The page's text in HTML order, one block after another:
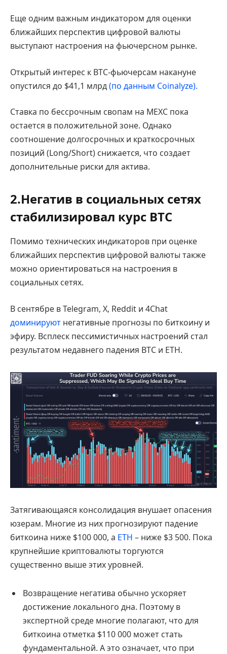
Еще одним важным индикатором для оценки
ближайших перспектив цифровой валюты
выступают настроения на фьючерсном рынке.
Открытый интерес к BTC-фьючерсам накануне
опустился до $41,1 млрд(по данным Coinalyze).
Ставка по бессрочным свопам на MEXC пока
остается в положительной зоне. Однако
соотношение долгосрочных и краткосрочных
позиций (Long/Short) снижается, что создает
дополнительные риски для актива.
2.Негатив в социальных сетях
стабилизировал курс BTC
Помимо технических индикаторов при оценке
ближайших перспектив цифровой валюты также
можно ориентироваться на настроения в
социальных сетях.
В сентябре в Telegram, X, Reddit и 4Chat
доминируют негативные прогнозы по биткоину и
эфиру. Всплеск пессимистичных настроений стал
результатом недавнего падения BTC и ETH.
Затягивающаяся консолидация внушает опасения
юзерам. Многие из них прогнозируют падение
биткоина ниже $100 000, а ETH – ниже $3 500. Пока
крупнейшие криптовалюты торгуются
существенно выше этих уровней.
Возвращение негатива обычно ускоряет
достижение локального дна. Поэтому в
экспертной среде многие полагают, что для
биткоина отметка $110 000 может стать
фундаментальной. А это означает, что при